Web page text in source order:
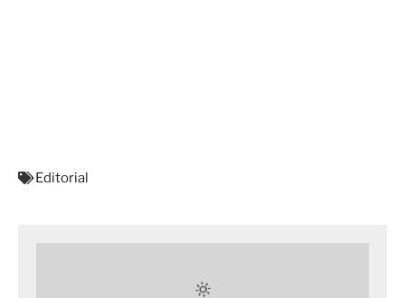
Editorial